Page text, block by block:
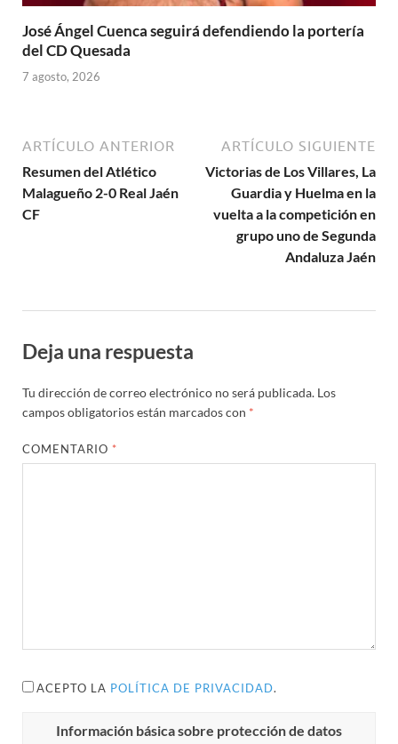
José Ángel Cuenca seguirá defendiendo la portería
del CD Quesada
7 agosto, 2026
ARTÍCULO ANTERIOR
Resumen del Atlético
Malagueño 2-0 Real Jaén
CF
ARTÍCULO SIGUIENTE
Victorias de Los Villares, La
Guardia y Huelma en la
vuelta a la competición en
grupo uno de Segunda
Andaluza Jaén
Deja una respuesta
Tu dirección de correo electrónico no será publicada. Los
campos obligatorios están marcados con *
COMENTARIO *
ACEPTO LA POLÍTICA DE PRIVACIDAD.
Información básica sobre protección de datos